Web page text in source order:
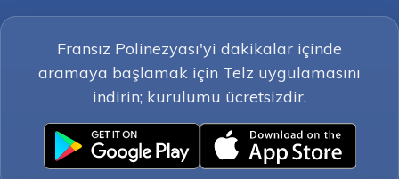
Fransız Polinezyası'yi dakikalar içinde
aramaya başlamak için Telz uygulamasını
indirin; kurulumu ücretsizdir.